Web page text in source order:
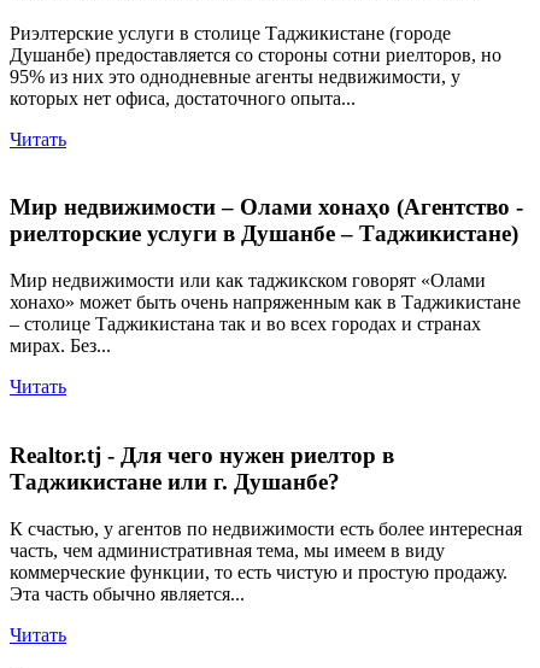
Риэлтерские услуги в столице Таджикистане (городе
Душанбе) предоставляется со стороны сотни риелторов, но
95% из них это однодневные агенты недвижимости, у
которых нет офиса, достаточного опыта...
Читать
Мир недвижимости – Олами хонаҳо (Агентство -
риелторские услуги в Душанбе – Таджикистане)
Мир недвижимости или как таджикском говорят «Олами
хонахо» может быть очень напряженным как в Таджикистане
– столице Таджикистана так и во всех городах и странах
мирах. Без...
Читать
Realtor.tj - Для чего нужен риелтор в
Таджикистане или г. Душанбе?
К счастью, у агентов по недвижимости есть более интересная
часть, чем административная тема, мы имеем в виду
коммерческие функции, то есть чистую и простую продажу.
Эта часть обычно является...
Читать